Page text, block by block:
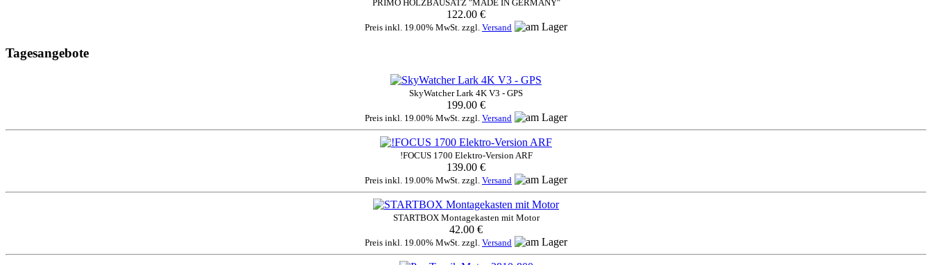
PRIMO HOLZBAUSATZ "MADE IN GERMANY"
122.00 €
Preis inkl. 19.00% MwSt. zzgl. Versand
Tagesangebote
SkyWatcher Lark 4K V3 - GPS
199.00 €
Preis inkl. 19.00% MwSt. zzgl. Versand
!FOCUS 1700 Elektro-Version ARF
139.00 €
Preis inkl. 19.00% MwSt. zzgl. Versand
STARTBOX Montagekasten mit Motor
42.00 €
Preis inkl. 19.00% MwSt. zzgl. Versand